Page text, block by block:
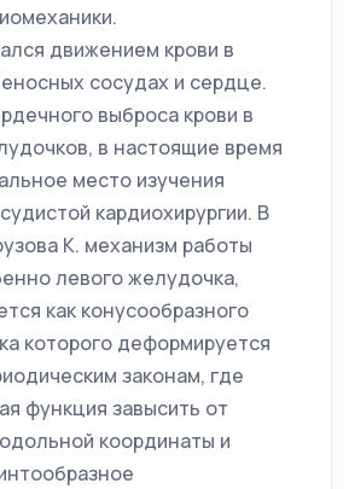
движением крови в
сосудах и сердце.
выброса крови в
в настоящие время
место изучения
кардиохирургии. В
К. механизм работы
левого желудочка,
как конусообразного
которого деформируется
законам, где
функция завысить от
координаты и